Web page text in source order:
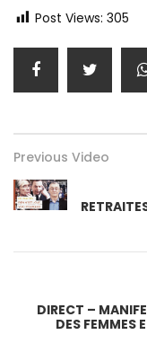
Post Views: 305
Previous Video
DIRECT –
DES FEMMES